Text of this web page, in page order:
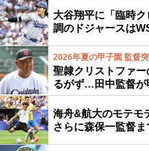
大谷翔平に「臨時
調のドジャースは
2026年夏の甲子園 監督
聖隷クリストファ
るがず…田中監督が
海舟&航大のモテモ
さらに森保一監督